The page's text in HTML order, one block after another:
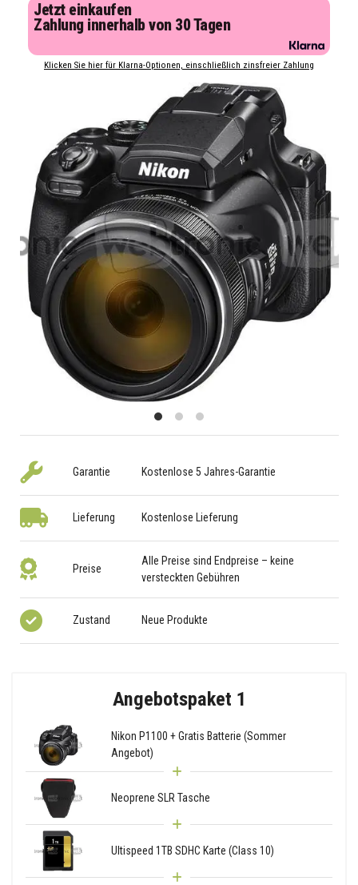
Jetzt einkaufen
Zahlung innerhalb von 30 Tagen
Klicken Sie hier für Klarna-Optionen, einschließlich zinsfreier Zahlung
Garantie Kostenlose 5 Jahres-Garantie
Lieferung Kostenlose Lieferung
Preise
Alle Preise sind Endpreise – keine
versteckten Gebühren
Zustand Neue Produkte
Angebotspaket 1
Nikon P1100 + Gratis Batterie (Sommer
Angebot)
Neoprene SLR Tasche
Ultispeed 1TB SDHC Karte (Class 10)